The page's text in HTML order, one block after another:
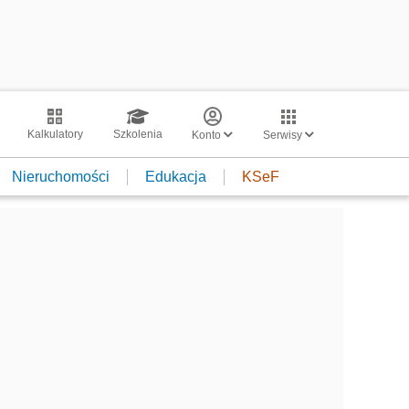
Kalkulatory Szkolenia Konto Serwisy
Nieruchomości Edukacja KSeF